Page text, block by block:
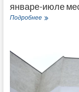
январе-июле
ПодробнееРеэкспорт
местных
товаров